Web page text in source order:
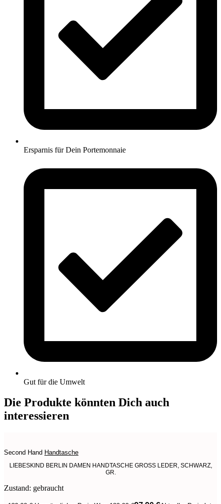
Ersparnis für Dein Portemonnaie
Gut für die Umwelt
Die Produkte könnten Dich auch
interessieren
Second Hand Handtasche
LIEBESKIND BERLIN DAMEN HANDTASCHE GROSS LEDER, SCHWARZ,
GR.
Zustand: gebraucht